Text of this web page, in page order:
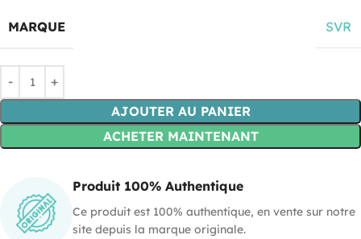
MARQUE SVR
AJOUTER AU PANIER
ACHETER MAINTENANT
Produit 100% Authentique
Ce produit est 100% authentique, en vente sur notre
site depuis la marque originale.